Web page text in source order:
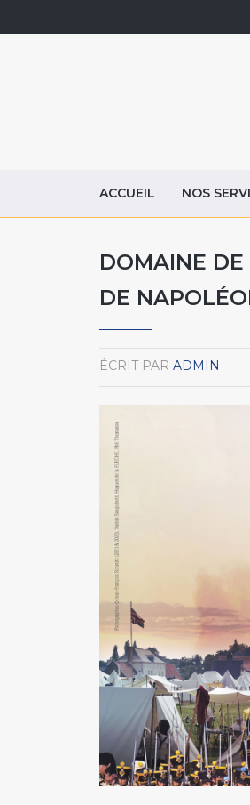
ACCUEIL NOS
DOMAINE
DE
ÉCRIT PAR ADMIN